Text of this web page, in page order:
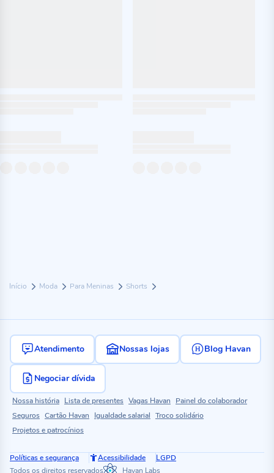
Início Moda Para Meninas Shorts
Atendimento Nossas lojas Blog Havan
Negociar dívida
Nossa história Lista de presentes Vagas Havan
Painel do colaborador
Seguros Cartão Havan Igualdade salarial Troco solidário
Projetos e patrocínios
Políticas e segurança Acessibilidade
LGPD
Todos os direitos reservados
Havan Labs